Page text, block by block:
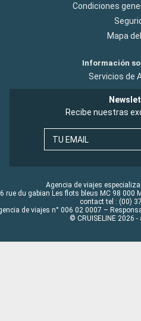
Condiciones
Mapa
Información
Servicios de
Recibe nuestras
TU EMAIL
Agencia de viajes
rue du gabian Les flots bleus MC 98 000
contact tel : (00)
de viajes n° 006 02 0007 –
© CRUISELINE 2026